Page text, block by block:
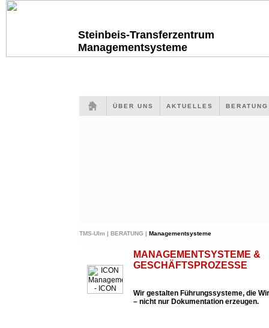
Steinbeis-Transferzentrum
Managementsysteme
ÜBER UNS AKTUELLES
TMS-Ulm | BERATUNG | Managementsysteme
MANAGEMENTSYSTEME &
GESCHÄFTSPROZESSE
Wir gestalten Führungssysteme, die
– nicht nur Dokumentation erzeugen.